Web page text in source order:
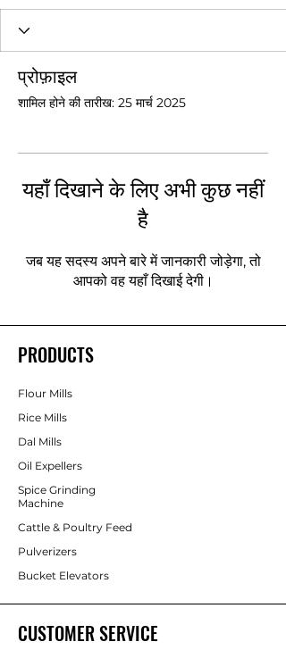
प्रोफ़ाइल
शामिल होने की तारीख: 25 मार्च 2025
यहाँ दिखाने के लिए अभी कुछ नहीं
है
जब यह सदस्य अपने बारे में जानकारी जोड़ेगा, तो
आपको वह यहाँ दिखाई देगी।
PRODUCTS
Flour Mills
Rice Mills
Dal Mills
Oil Expellers
Spice Grinding
Machine
Cattle & Poultry Feed
Pulverizers
Bucket Elevators
CUSTOMER SERVICE